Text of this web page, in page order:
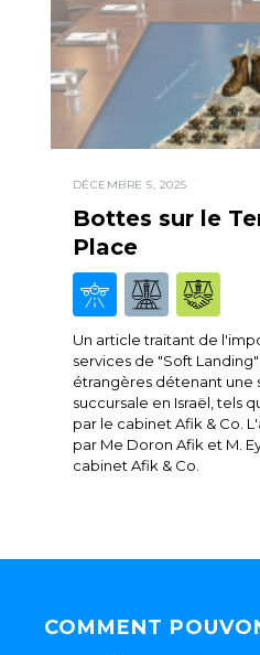
DÉCEMBRE 5, 2025
Bottes sur le
Place
Un article traitant de
services de "Soft
étrangères détenant une
succursale en Israël, tels
par le cabinet Afik & Co.
par Me Doron Afik et M.
cabinet Afik & Co.
COMMENT